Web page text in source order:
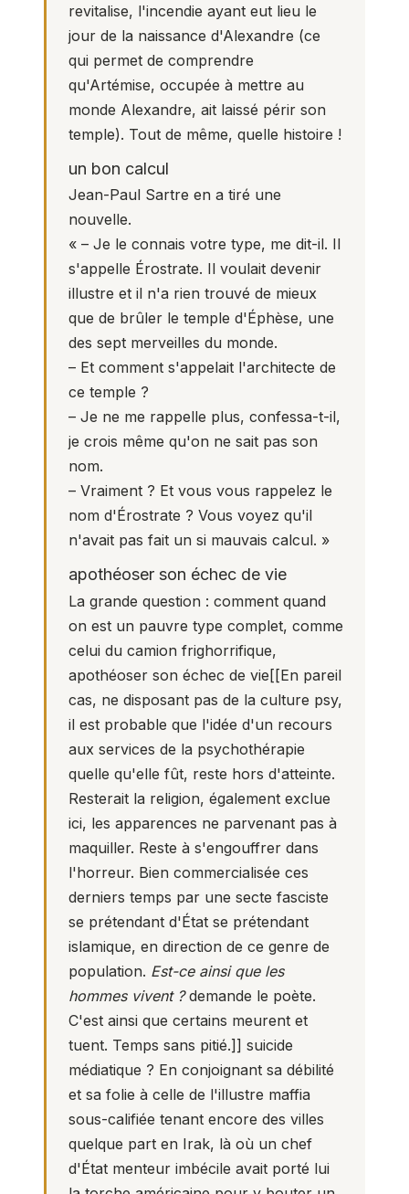
revitalise, l'incendie ayant eut lieu le
jour de la naissance d'Alexandre (ce
qui permet de comprendre
qu'Artémise, occupée à mettre au
monde Alexandre, ait laissé périr son
temple). Tout de même, quelle histoire !
un bon calcul
Jean-Paul Sartre en a tiré une
nouvelle.
« – Je le connais votre type, me dit-il. Il
s'appelle Érostrate. Il voulait devenir
illustre et il n'a rien trouvé de mieux
que de brûler le temple d'Éphèse, une
des sept merveilles du monde.
– Et comment s'appelait l'architecte de
ce temple ?
– Je ne me rappelle plus, confessa-t-il,
je crois même qu'on ne sait pas son
nom.
– Vraiment ? Et vous vous rappelez le
nom d'Érostrate ? Vous voyez qu'il
n'avait pas fait un si mauvais calcul. »
apothéoser son échec de vie
La grande question : comment quand
on est un pauvre type complet, comme
celui du camion frighorrifique,
apothéoser son échec de vie[[En pareil
cas, ne disposant pas de la culture psy,
il est probable que l'idée d'un recours
aux services de la psychothérapie
quelle qu'elle fût, reste hors d'atteinte.
Resterait la religion, également exclue
ici, les apparences ne parvenant pas à
maquiller. Reste à s'engouffrer dans
l'horreur. Bien commercialisée ces
derniers temps par une secte fasciste
se prétendant d'État se prétendant
islamique, en direction de ce genre de
population. Est-ce ainsi que les
hommes vivent ?demande le poète.
C'est ainsi que certains meurent et
tuent. Temps sans pitié.]] suicide
médiatique ? En conjoignant sa débilité
et sa folie à celle de l'illustre maffia
sous-califiée tenant encore des villes
quelque part en Irak, là où un chef
d'État menteur imbécile avait porté lui